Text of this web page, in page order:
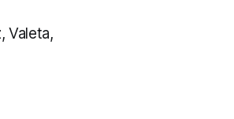
Valeta,